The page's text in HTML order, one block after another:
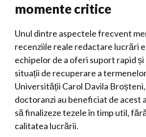
momente critice
Unul dintre aspectele frecvent
recenziile reale redactare lucrări
echipelor de a oferi suport rapid
situații de recuperare a
Universității Carol Davila
doctoranzi au beneficiat de acest
să finalizeze tezele în timp util,
calitatea lucrării.